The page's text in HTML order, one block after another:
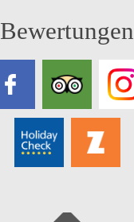
Bewertungen